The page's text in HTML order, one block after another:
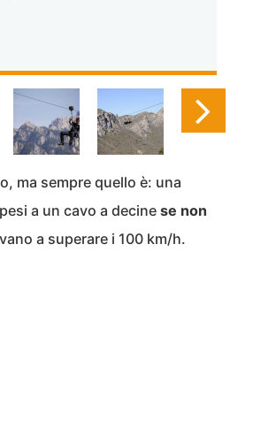
ma sempre quello è: una
a un cavo a decine se non
a superare i 100 km/h.